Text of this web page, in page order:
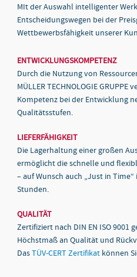
MIt der Auswahl intelligenter
Entscheidungswegen bei der
Wettbewerbsfähigkeit unserer
ENTWICKLUNGSKOMPETENZ
Durch die Nutzung von
MÜLLER TECHNOLOGIE
Kompetenz bei der Entwicklung
Qualitätsstufen.
LIEFERFÄHIGKEIT
Die Lagerhaltung einer großen
ermöglicht die schnelle und
– auf Wunsch auch „Just in
Stunden.
QUALITÄT
Zertifiziert nach DIN EN ISO 9001
Höchstmaß an Qualität und
DasTÜV-CERT Zertifikat können